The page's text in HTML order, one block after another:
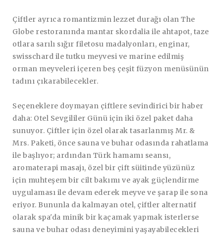
Çiftler ayrıca romantizmin lezzet durağı olan The
Globe restoranında mantar skordalia ile ahtapot, taze
otlara sarılı sığır filetosu madalyonları, enginar,
swisschard ile tutku meyvesi ve marine edilmiş
orman meyveleri içeren beş çeşit füzyon menüsünün
tadını çıkarabilecekler.
Seçeneklere doymayan çiftlere sevindirici bir haber
daha: Otel Sevgililer Günü için iki özel paket daha
sunuyor. Çiftler için özel olarak tasarlanmış Mr. &
Mrs. Paketi, önce sauna ve buhar odasında rahatlama
ile başlıyor; ardından Türk hamamı seansı,
aromaterapi masajı, özel bir çift süitinde yüzünüz
için muhteşem bir cilt bakımı ve ayak güçlendirme
uygulaması ile devam ederek meyve ve şarap ile sona
eriyor. Bununla da kalmayan otel, çiftler alternatif
olarak spa'da minik bir kaçamak yapmak isterlerse
sauna ve buhar odası deneyimini yaşayabilecekleri